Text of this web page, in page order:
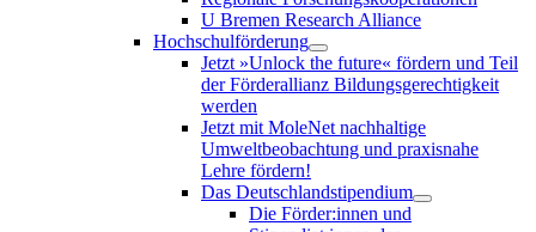
U Bremen Research Alliance
Hochschulförderung
Jetzt »Unlock the future« fördern und Teil
der Förderallianz Bildungsgerechtigkeit
werden
Jetzt mit MoleNet nachhaltige
Umweltbeobachtung und praxisnahe
Lehre fördern!
Das Deutschlandstipendium
Die Förder:innen und